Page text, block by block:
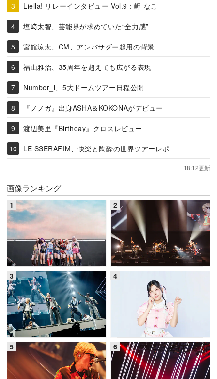
Liella! リレーインタビュー Vol.9：岬 なこ
塩﨑太智、芸能界が求めていた“全力感”
宮舘涼太、CM、アンバサダー起用の背景
福山雅治、35周年を超えても広がる表現
Number_i、5大ドームツアー日程公開
『ノノガ』出身ASHA＆KOKONAがデビュー
渡辺美里『Birthday』クロスレビュー
LE SSERAFIM、快楽と陶酔の世界ツアーレポ
18:12更新
画像ランキング